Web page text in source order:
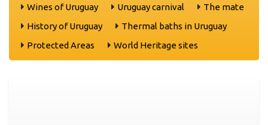
Wines of Uruguay
Uruguay carnival
The mate
History of Uruguay
Thermal baths in Uruguay
Protected Areas
World Heritage sites